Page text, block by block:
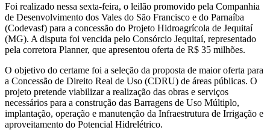
Foi realizado nessa sexta-feira, o leilão promovido pela Companhia
de Desenvolvimento dos Vales do São Francisco e do Parnaíba
(Codevasf) para a concessão do Projeto Hidroagrícola de Jequitaí
(MG). A disputa foi vencida pelo Consórcio Jequitaí, representado
pela corretora Planner, que apresentou oferta de R$ 35 milhões.
O objetivo do certame foi a seleção da proposta de maior oferta para
a Concessão de Direito Real de Uso (CDRU) de áreas públicas. O
projeto pretende viabilizar a realização das obras e serviços
necessários para a construção das Barragens de Uso Múltiplo,
implantação, operação e manutenção da Infraestrutura de Irrigação e
aproveitamento do Potencial Hidrelétrico.